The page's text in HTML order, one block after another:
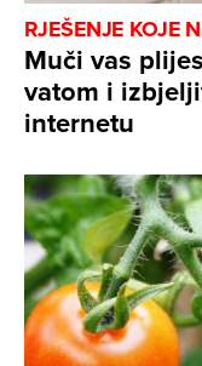
RJEŠENJE KOJE
Muči vas
vatom i
internetu